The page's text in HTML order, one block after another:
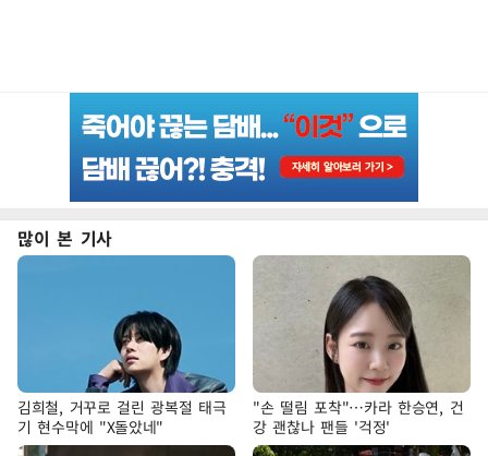
많이 본 기사
김희철, 거꾸로 걸린 광복절 태극
기 현수막에 "X돌았네"
"손 떨림 포착"…카라 한승연, 건
강 괜찮나 팬들 '걱정'